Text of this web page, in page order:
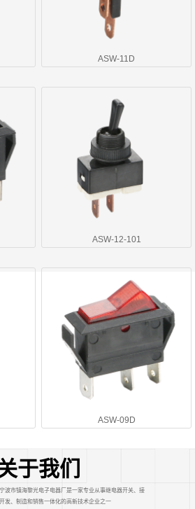
ASW-11D
ASW-12-101
ASW-09D
于我们
波市镇海黎光电子电器厂是一家专业从事继电器开关、接
发、制造和销售一体化的高新技术企业之一